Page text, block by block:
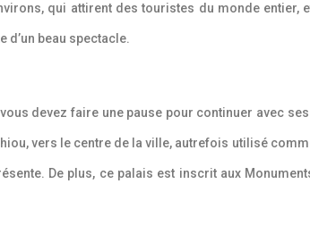
qui attirent des touristes du monde
d’un beau spectacle.
devez faire une pause pour continuer avec
vers le centre de la ville, autrefois utilisé
De plus, ce palais est inscrit aux